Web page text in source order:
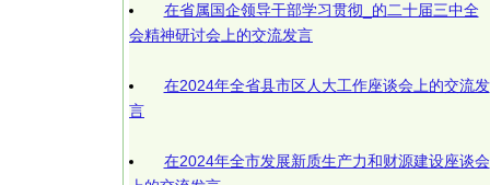
在省属国企领导干部学习贯彻_的二十届三中全
会精神研讨会上的交流发言
在2024年全省县市区人大工作座谈会上的交流发
言
在2024年全市发展新质生产力和财源建设座谈会